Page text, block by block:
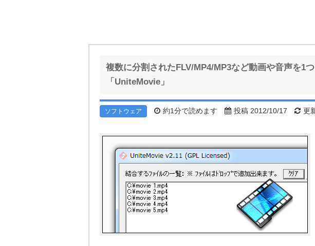
複数に分割されたFLV/MP4/MP3など動画や音声を1
「UniteMovie」
ソフトウェア 約1分で読めます 投稿 2012/10/17 更